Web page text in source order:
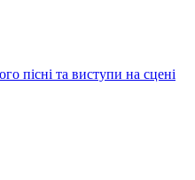
пісні та виступи на сцені